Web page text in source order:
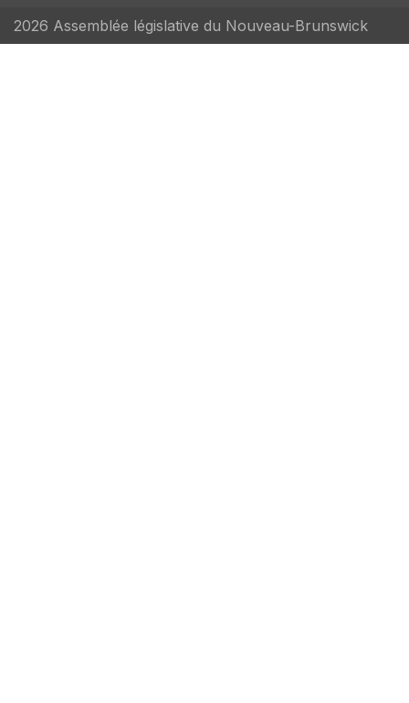
2026 Assemblée législative du Nouveau-Brunswick